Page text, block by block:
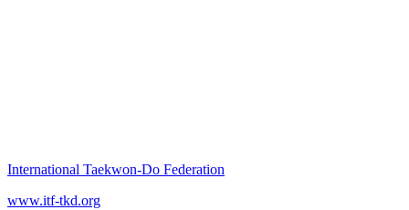
International Taekwon‑Do Federation
www.itf-tkd.org